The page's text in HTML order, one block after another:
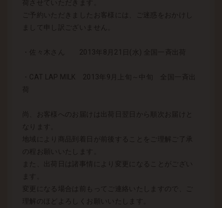
荷させていただきます。
ご予約いただきましたお客様には、ご迷惑をおかけし
まして申し訳ございません。
・佐々木さん 2013年8月21日(水) 全国一斉出荷
・CAT LAP MILK 2013年9月上旬～中旬 全国一斉出
荷
尚、お客様へのお届けは出荷日翌日から順次お届けと
なります。
地域により商品到着日が前後することをご理解ご了承
の程お願いいたします。
また、出荷日は諸事情により変更になることがござい
ます。
変更になる場合は前もってご連絡いたしますので、ご
理解のほどよろしくお願いいたします。